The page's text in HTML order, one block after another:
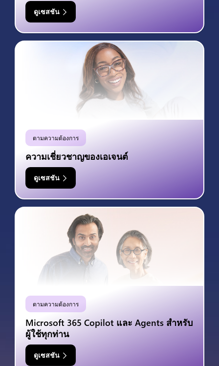
ดูเซสชัน
ตามความต้องการ
ความเชี่ยวชาญของเอเจนต์
ดูเซสชัน
ตามความต้องการ
Microsoft 365 Copilot และ Agents สำหรับ
ผู้ใช้ทุกท่าน
ดูเซสชัน